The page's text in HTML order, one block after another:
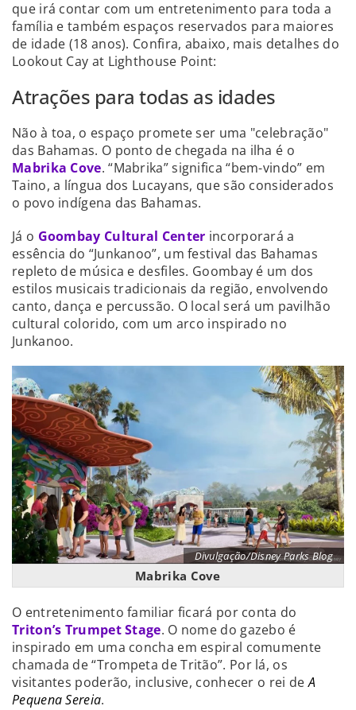
que irá contar com um entretenimento para toda a
família e também espaços reservados para maiores
de idade (18 anos). Confira, abaixo, mais detalhes do
Lookout Cay at Lighthouse Point:
Atrações para todas as idades
Não à toa, o espaço promete ser uma "celebração"
das Bahamas. O ponto de chegada na ilha é o
Mabrika Cove. “Mabrika” significa “bem-vindo” em
Taino, a língua dos Lucayans, que são considerados
o povo indígena das Bahamas.
Já o Goombay Cultural Center incorporará a
essência do “Junkanoo”, um festival das Bahamas
repleto de música e desfiles. Goombay é um dos
estilos musicais tradicionais da região, envolvendo
canto, dança e percussão. O local será um pavilhão
cultural colorido, com um arco inspirado no
Junkanoo.
Divulgação/Disney Parks Blog
Mabrika Cove
O entretenimento familiar ficará por conta do
Triton’s Trumpet Stage. O nome do gazebo é
inspirado em uma concha em espiral comumente
chamada de “Trompeta de Tritão”. Por lá, os
visitantes poderão, inclusive, conhecer o rei deA
Pequena Sereia.